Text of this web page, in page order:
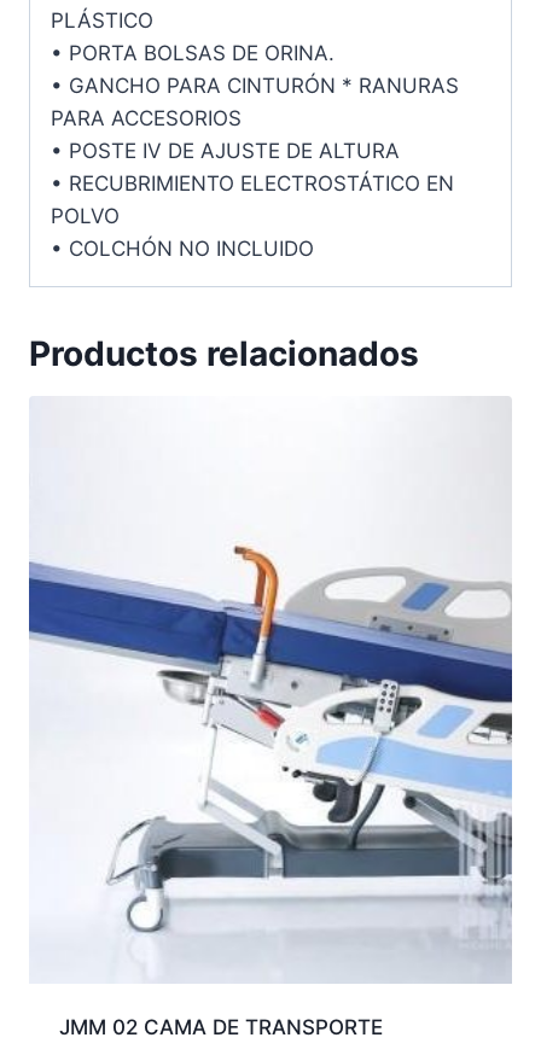
PLÁSTICO
• PORTA BOLSAS DE ORINA.
• GANCHO PARA CINTURÓN * RANURAS
PARA ACCESORIOS
• POSTE IV DE AJUSTE DE ALTURA
• RECUBRIMIENTO ELECTROSTÁTICO EN
POLVO
• COLCHÓN NO INCLUIDO
Productos relacionados
JMM 02 CAMA DE TRANSPORTE